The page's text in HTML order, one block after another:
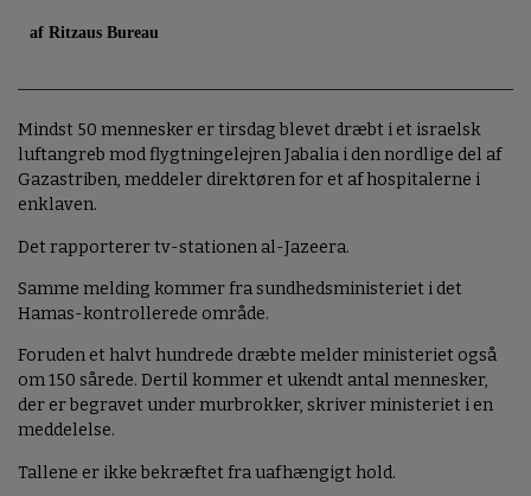
af Ritzaus Bureau
Mindst 50 mennesker er tirsdag blevet dræbt i et israelsk
luftangreb mod flygtningelejren Jabalia i den nordlige del af
Gazastriben, meddeler direktøren for et af hospitalerne i
enklaven.
Det rapporterer tv-stationen al-Jazeera.
Samme melding kommer fra sundhedsministeriet i det
Hamas-kontrollerede område.
Foruden et halvt hundrede dræbte melder ministeriet også
om 150 sårede. Dertil kommer et ukendt antal mennesker,
der er begravet under murbrokker, skriver ministeriet i en
meddelelse.
Tallene er ikke bekræftet fra uafhængigt hold.